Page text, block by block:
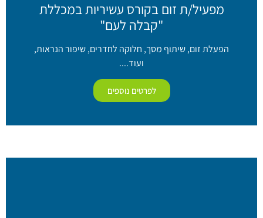
מפעיל/ת זום בקורס עשיריות במכללת
"קבלה לעם"
הפעלת זום, שיתוף מסך, חלוקה לחדרים, שיפור הנראות,
ועוד....
לפרטים נוספים